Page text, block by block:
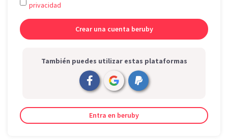
privacidad
También puedes utilizar estas plataformas
Entra en beruby